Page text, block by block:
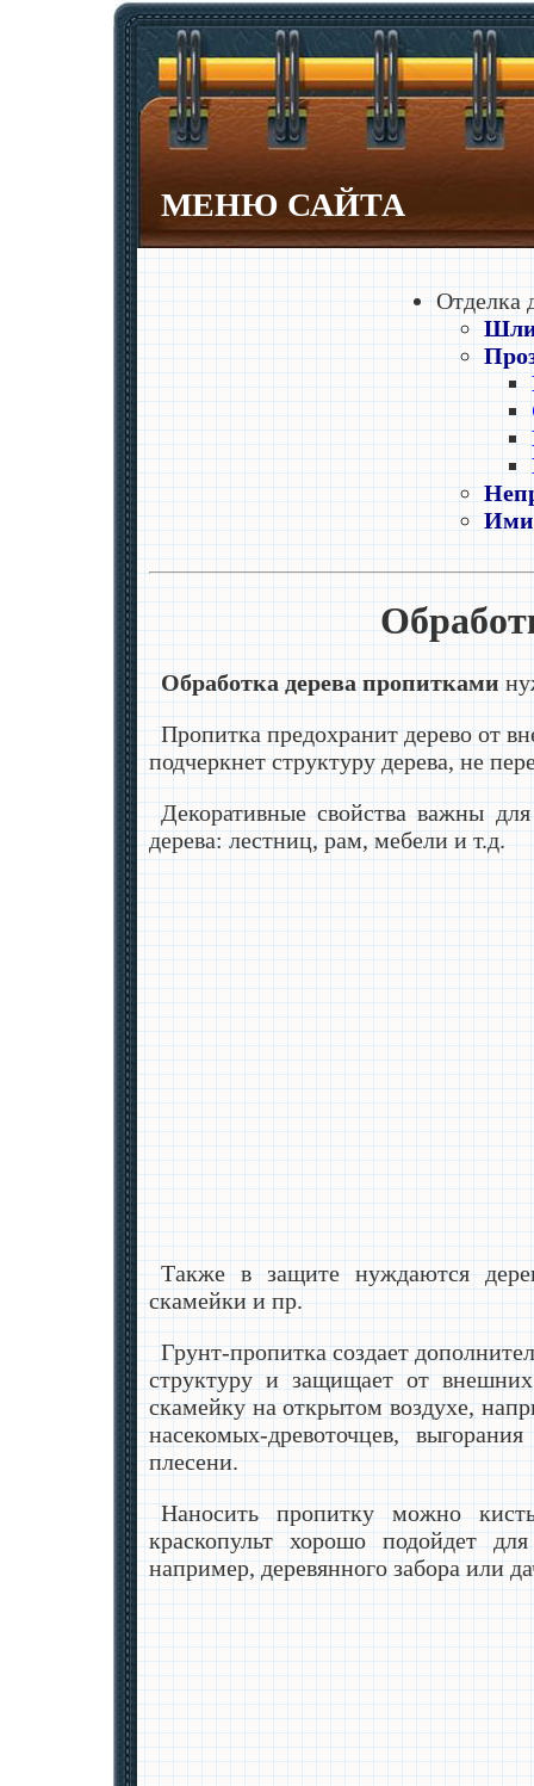
МЕНЮ САЙТА
Отделка
Обработка дерева пропитками
Пропитка предохранит дерево от
подчеркнет структуру дерева, не
Декоративные свойства важны
дерева: лестниц, рам, мебели и т.д.
Также в защите нуждаются
скамейки и пр.
Грунт-пропитка создает
структуру и защищает от
скамейку на открытом воздухе,
насекомых-древоточцев,
плесени.
Наносить пропитку можно
краскопульт хорошо подойдет
например, деревянного забора или